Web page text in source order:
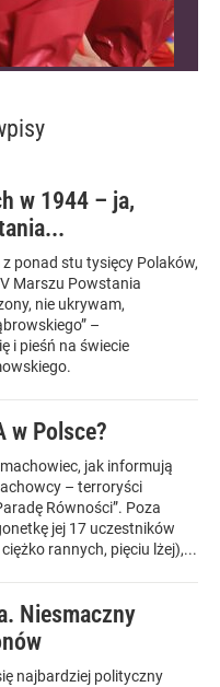
w 1944 – ja,
ponad stu tysięcy Polaków,
Marszu Powstania
nie ukrywam,
–
i pieśń na świecie
w Polsce?
jak informują
– terroryści
Równości”. Poza
jej 17 uczestników
rannych, pięciu lżej),...
Niesmaczny
najbardziej polityczny